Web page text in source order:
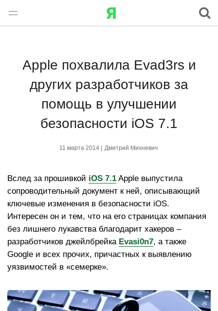
Apple похвалила Evad3rs и
других разработчиков за
помощь в улучшении
безопасности iOS 7.1
11 марта 2014 | Дмитрий Михневич
Вслед за прошивкой iOS 7.1 Apple выпустила
сопроводительный документ к ней, описывающий
ключевые изменения в безопасности iOS.
Интересен он и тем, что на его страницах компания
без лишнего лукавства благодарит хакеров –
разработчиков джейлбрейка Evasi0n7, а также
Google и всех прочих, причастных к выявлению
уязвимостей в «семерке».